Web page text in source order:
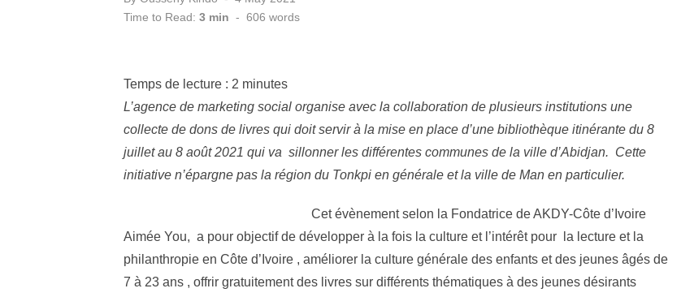
Time to Read: 3 min - 606 words
Temps de lecture : 2 minutes
L’agence de marketing social organise avec la collaboration de plusieurs institutions une
collecte de dons de livres qui doit servir à la mise en place d’une bibliothèque itinérante du 8
juillet au 8 août 2021 qui va sillonner les différentes communes de la ville d’Abidjan. Cette
initiative n’épargne pas la région du Tonkpi en générale et la ville de Man en particulier.
Cet évènement selon la Fondatrice de AKDY-Côte d’Ivoire
Aimée You, a pour objectif de développer à la fois la culture et l’intérêt pour la lecture et la
philanthropie en Côte d’Ivoire , améliorer la culture générale des enfants et des jeunes âgés de
7 à 23 ans , offrir gratuitement des livres sur différents thématiques à des jeunes désirants